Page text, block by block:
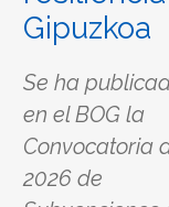
Gipuzkoa
Se ha
en el BOG la
Convocatoria
2026 de